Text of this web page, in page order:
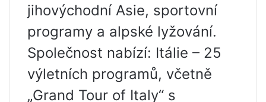
jihovýchodní Asie, sportovní
programy a alpské lyžování.
Společnost nabízí: Itálie – 25
výletních programů, včetně
„Grand Tour of Italy“ s